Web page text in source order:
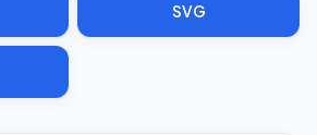
SVG